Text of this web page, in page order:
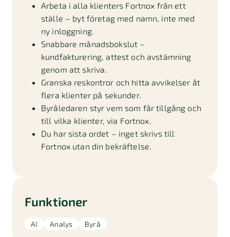
Arbeta i alla klienters Fortnox från ett
ställe – byt företag med namn, inte med
ny inloggning.
Snabbare månadsbokslut –
kundfakturering, attest och avstämning
genom att skriva.
Granska reskontror och hitta avvikelser åt
flera klienter på sekunder.
Byråledaren styr vem som får tillgång och
till vilka klienter, via Fortnox.
Du har sista ordet – inget skrivs till
Fortnox utan din bekräftelse.
Funktioner
AI Analys Byrå